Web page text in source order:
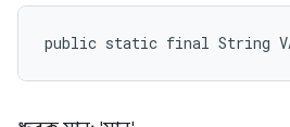
public static final String